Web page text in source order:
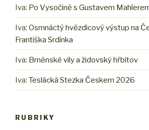
Iva: Po Vysočině s Gustavem
Iva: Osmnáctý hvězdicový výstup na
Františka Srdínka
Iva: Brněnské vily a židovský hřbitov
Iva: Teslácká Stezka Českem 2026
RUBRIKY